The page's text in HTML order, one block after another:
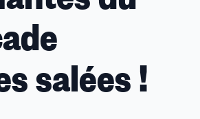
salées !